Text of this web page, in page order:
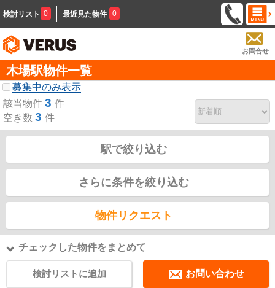
検討リスト 0 最近見た物件 0
お問合せ
木場駅物件一覧
募集中のみ表示
該当物件 3 件
空き数 3 件
駅で絞り込む
さらに条件を絞り込む
物件リクエスト
チェックした物件をまとめて
検討リストに追加 お問い合わせ